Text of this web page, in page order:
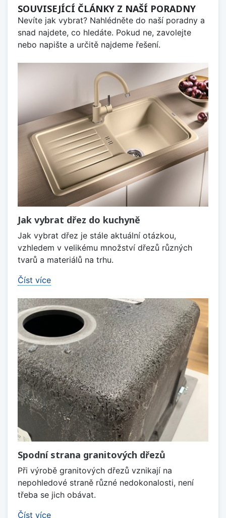
SOUVISEJÍCÍ ČLÁNKY Z NAŠÍ PORADNY
Nevíte jak vybrat? Nahlédněte do naší poradny a
snad najdete, co hledáte. Pokud ne, zavolejte
nebo napište a určitě najdeme řešení.
Jak vybrat dřez do kuchyně
Jak vybrat dřez je stále aktuální otázkou,
vzhledem v velikému množství dřezů různých
tvarů a materiálů na trhu.
Číst více
Spodní strana granitových dřezů
Při výrobě granitových dřezů vznikají na
nepohledové straně různé nedokonalosti, není
třeba se jich obávat.
Číst více